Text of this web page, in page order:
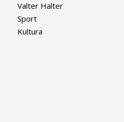
Valter Halter
Sport
Kultura